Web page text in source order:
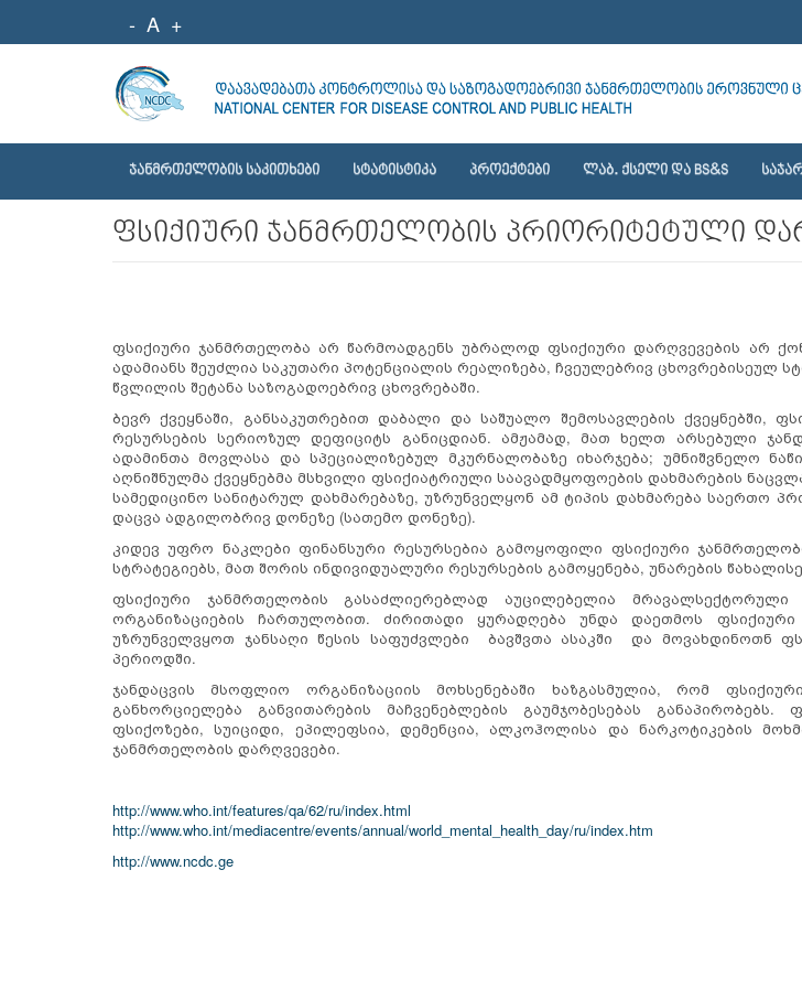
- A +
ᲯᲐᲜᲛᲠᲗᲔᲚᲝᲑᲘᲡ ᲡᲐᲙᲘᲗᲮᲔᲑᲘ ᲡᲢᲐᲢᲘᲡᲢᲘᲙᲐ ᲞᲠᲝᲔᲥᲢᲔᲑᲘ ᲚᲐᲑ. ᲥᲡᲔᲚᲘ ᲓᲐ BS&S
ფსიქიური ჯანმრთელობის პრიორიტეტული
ფსიქიური ჯანმრთელობა არ წარმოადგენს უბრალოდ ფსიქიური დარღვევების არ
ადამიანს შეუძლია საკუთარი პოტენციალის რეალიზება, ჩვეულებრივ
წვლილის შეტანა საზოგადოებრივ ცხოვრებაში.
ბევრ ქვეყნაში, განსაკუთრებით დაბალი და საშუალო შემოსავლების ქვეყნებში,
რესურსების სერიოზულ დეფიციტს განიცდიან. ამჟამად, მათ ხელთ არსებული
ადამინთა მოვლასა და სპეციალიზებულ მკურნალობაზე იხარჯება; უმნიშვნელო
აღნიშნულმა ქვეყნებმა მსხვილი ფსიქიატრიული საავადმყოფოების დახმარების
სამედიცინო სანიტარულ დახმარებაზე, უზრუნველყონ ამ ტიპის დახმარება საერთო
დაცვა ადგილობრივ დონეზე (სათემო დონეზე).
კიდევ უფრო ნაკლები ფინანსური რესურსებია გამოყოფილი ფსიქიური
სტრატეგიებს, მათ შორის ინდივიდუალური რესურსების გამოყენება, უნარების
ფსიქიური ჯანმრთელობის გასაძლიერებლად აუცილებელია
ორგანიზაციების ჩართულობით. ძირითადი ყურადღება უნდა დაეთმოს
უზრუნველვყოთ ჯანსაღი წესის საფუძვლები ბავშვთა ასაკში და მოვახდინოთნ
პერიოდში.
ჯანდაცვის მსოფლიო ორგანიზაციის მოხსენებაში ხაზგასმულია, რომ
განხორციელება განვითარების მაჩვენებლების გაუმჯობესებას
ფსიქოზები, სუიციდი, ეპილეფსია, დემენცია, ალკოჰოლისა და ნარკოტიკების
ჯანმრთელობის დარღვევები.
http://www.who.int/features/qa/62/ru/index.html
http://www.who.int/mediacentre/events/annual/world_mental_health_day/ru/index.htm
http://www.ncdc.ge